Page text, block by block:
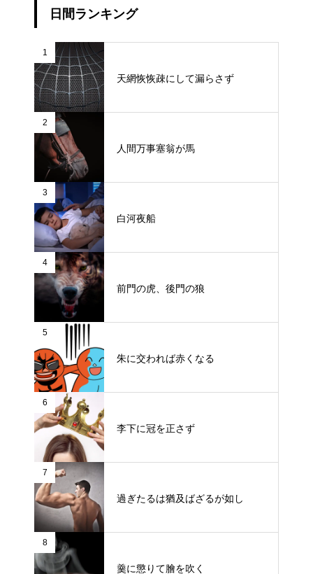
日間ランキング
1
天網恢恢疎にして漏らさず
2
人間万事塞翁が馬
3
白河夜船
4
前門の虎、後門の狼
5
朱に交われば赤くなる
6
李下に冠を正さず
7
過ぎたるは猶及ばざるが如し
8
羹に懲りて膾を吹く